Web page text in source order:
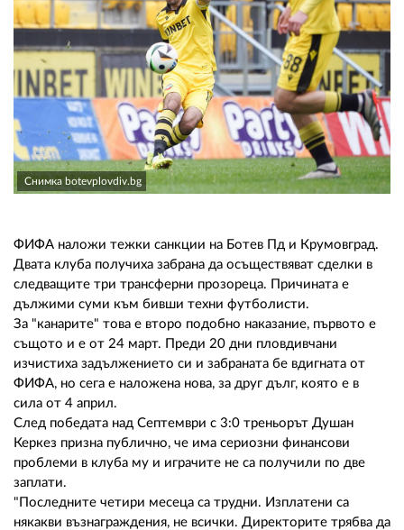
Снимка botevplovdiv.bg
ФИФА наложи тежки санкции на Ботев Пд и Крумовград.
Двата клуба получиха забрана да осъществяват сделки в
следващите три трансферни прозореца. Причината е
дължими суми към бивши техни футболисти.
За "канарите" това е второ подобно наказание, първото е
същото и е от 24 март. Преди 20 дни пловдивчани
изчистиха задължението си и забраната бе вдигната от
ФИФА, но сега е наложена нова, за друг дълг, която е в
сила от 4 април.
След победата над Септември с 3:0 треньорът Душан
Керкез призна публично, че има сериозни финансови
проблеми в клуба му и играчите не са получили по две
заплати.
"Последните четири месеца са трудни. Изплатени са
някакви възнаграждения, не всички. Директорите трябва да
РЕКЛАМА
АБОНАМЕНТ
УСЛОВИЯ ЗА ПОЛЗВАНЕ
ПОЛИТИКА ЗА БИСКВИТКИТЕ
ПОЛИТИКАТА ЗА
ПОВЕРИТЕЛНОСТ